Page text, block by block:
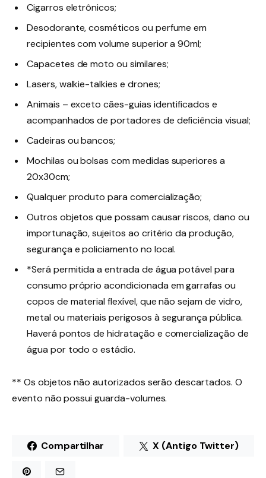
Cigarros eletrônicos;
Desodorante, cosméticos ou perfume em
recipientes com volume superior a 90ml;
Capacetes de moto ou similares;
Lasers, walkie-talkies e drones;
Animais – exceto cães-guias identificados e
acompanhados de portadores de deficiência visual;
Cadeiras ou bancos;
Mochilas ou bolsas com medidas superiores a
20x30cm;
Qualquer produto para comercialização;
Outros objetos que possam causar riscos, dano ou
importunação, sujeitos ao critério da produção,
segurança e policiamento no local.
*Será permitida a entrada de água potável para
consumo próprio acondicionada em garrafas ou
copos de material flexível, que não sejam de vidro,
metal ou materiais perigosos à segurança pública.
Haverá pontos de hidratação e comercialização de
água por todo o estádio.
** Os objetos não autorizados serão descartados. O
evento não possui guarda-volumes.
Compartilhar X (Antigo Twitter)